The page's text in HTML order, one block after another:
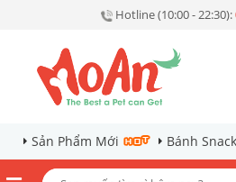
Hotline (10:00 - 22:30):
Sản Phẩm Mới Bánh